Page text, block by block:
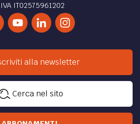
IT02575961202
alla newsletter
Cerca nel sito